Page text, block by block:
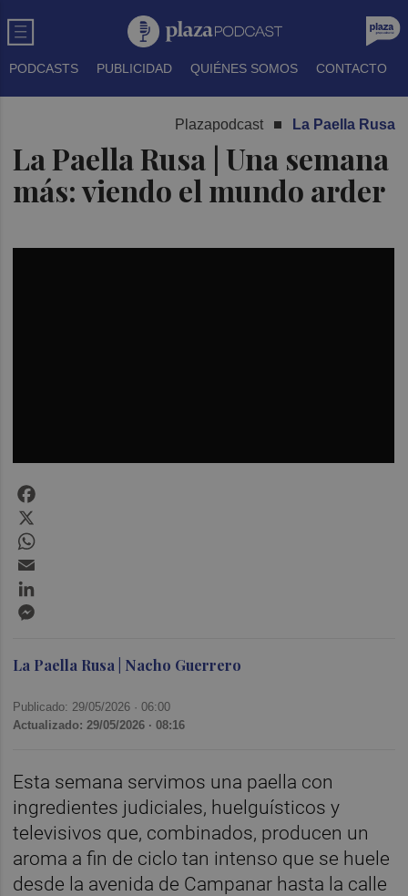
PODCASTS PUBLICIDAD QUIÉNES SOMOS CONTACTO
Plazapodcast La Paella Rusa
La Paella Rusa | Una semana
más: viendo el mundo arder
La Paella Rusa | Nacho Guerrero
Publicado: 29/05/2026 ·06:00
Actualizado: 29/05/2026 · 08:16
Esta semana servimos una paella con
ingredientes judiciales, huelguísticos y
televisivos que, combinados, producen un
aroma a fin de ciclo tan intenso que se huele
desde la avenida de Campanar hasta la calle